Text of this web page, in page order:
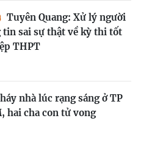
Tuyên Quang: Xử lý người
tin sai sự thật về kỳ thi tốt
THPT
nhà lúc rạng sáng ở TP
hai cha con tử vong